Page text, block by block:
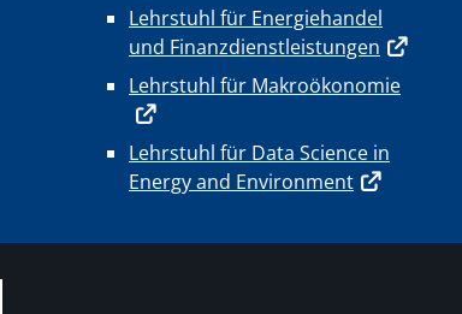
Lehrstuhl für Energiehandel
und Finanzdienstleistungen
Lehrstuhl für Makroökonomie
Lehrstuhl für Data Science in
Energy and Environment